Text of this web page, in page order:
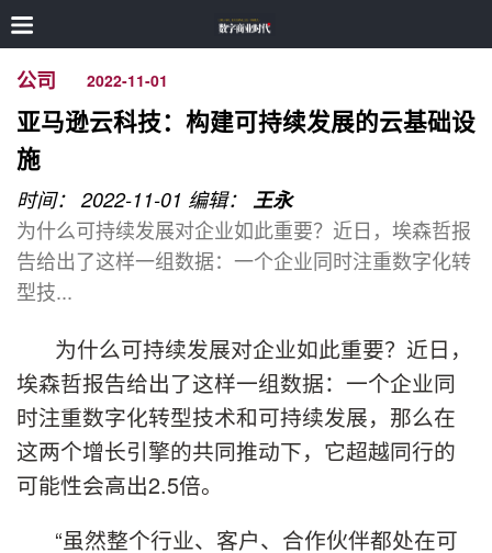
公司 2022-11-01
亚马逊云科技：构建可持续发展的云基础设
施
时间： 2022-11-01 编辑： 王永
为什么可持续发展对企业如此重要？近日，埃森哲报
告给出了这样一组数据：一个企业同时注重数字化转
型技...
为什么可持续发展对企业如此重要？近日，
埃森哲报告给出了这样一组数据：一个企业同
时注重数字化转型技术和可持续发展，那么在
这两个增长引擎的共同推动下，它超越同行的
可能性会高出2.5倍。
“虽然整个行业、客户、合作伙伴都处在可